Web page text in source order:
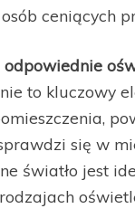
ceniących
odpowiednie
to kluczowy
się w
światło jest